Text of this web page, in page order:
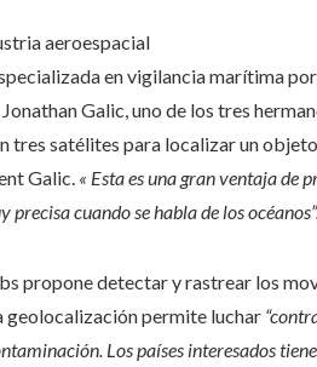
aeroespacial
en vigilancia marítima
Galic, uno de los tres
tres satélites para localizar un
Galic. « Esta es una gran ventaja de
cuando se habla de los
propone detectar y rastrear los
geolocalización permite luchar
Los países interesados